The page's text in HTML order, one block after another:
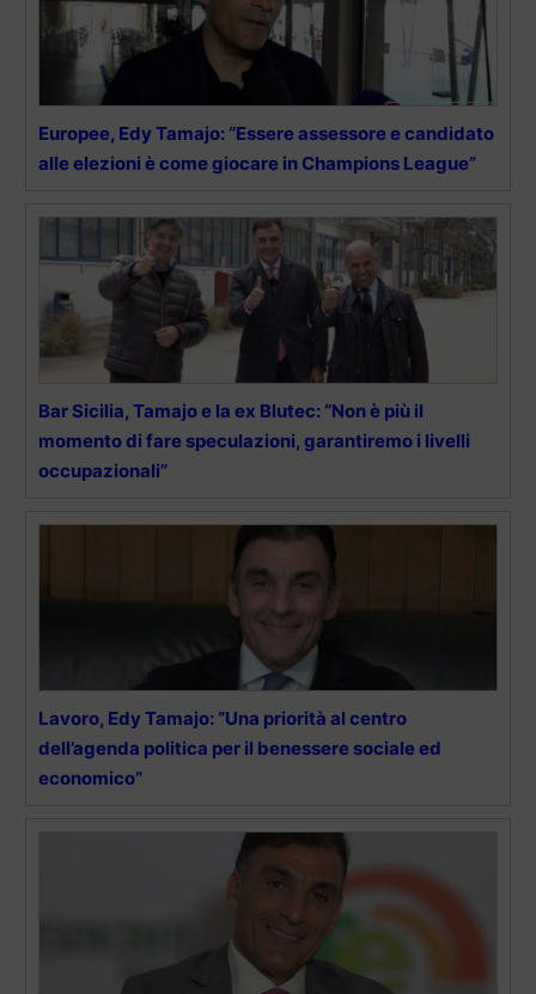
Europee, Edy Tamajo: “Essere assessore e candidato
alle elezioni è come giocare in Champions League”
Bar Sicilia, Tamajo e la ex Blutec: “Non è più il
momento di fare speculazioni, garantiremo i livelli
occupazionali”
Lavoro, Edy Tamajo: “Una priorità al centro
dell’agenda politica per il benessere sociale ed
economico”